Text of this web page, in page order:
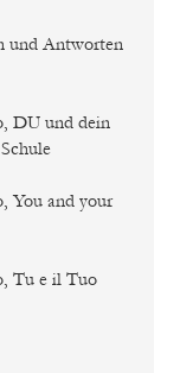
und Antworten
DU und dein
You and your
Tu e il Tuo